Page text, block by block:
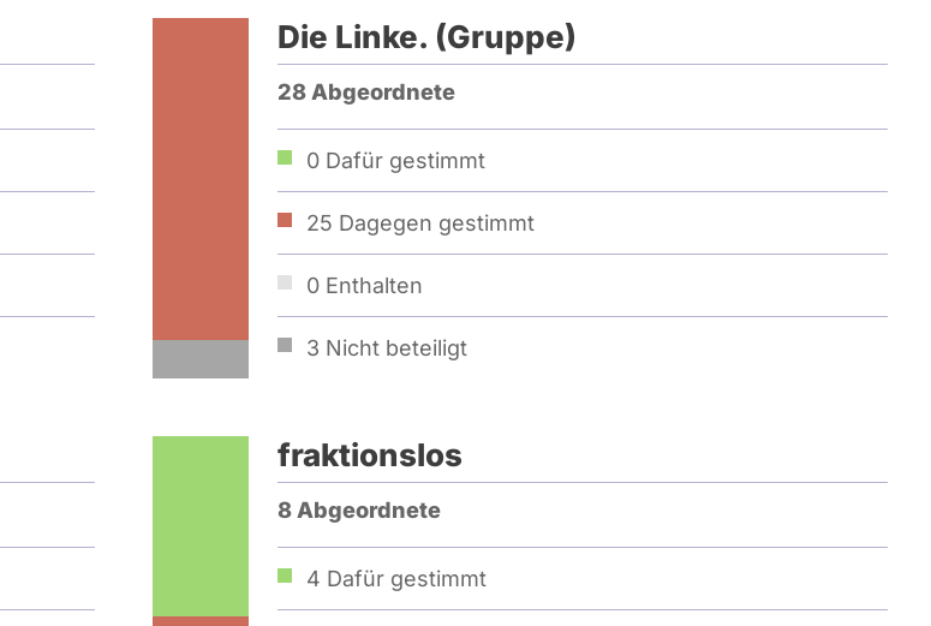
Die Linke. (Gruppe)
28 Abgeordnete
0 Dafür gestimmt
25 Dagegen gestimmt
0 Enthalten
3 Nicht beteiligt
fraktionslos
8 Abgeordnete
4 Dafür gestimmt